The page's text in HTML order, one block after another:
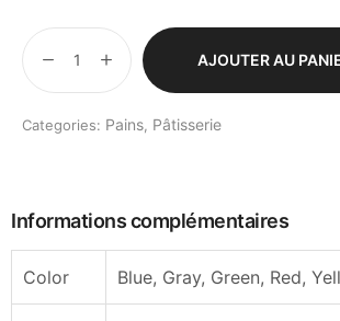
AJOUTER AU
Categories: Pains Pâtisserie
Informations complémentaires
Color Blue, Gray, Green, Red,